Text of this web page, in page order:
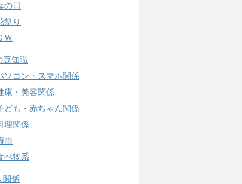
の日
祭り
Ｗ
豆知識
ソコン・スマホ関係
康・美容関係
ども・赤ちゃん関係
理関係
雨
べ物系
関係